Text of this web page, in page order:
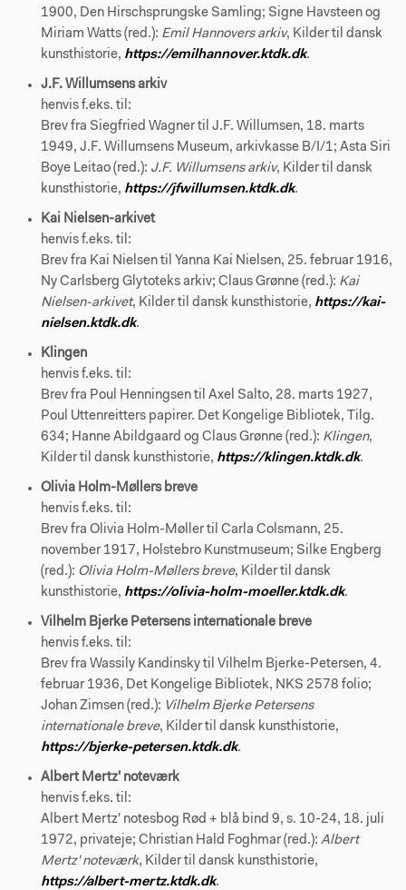
1900, Den Hirschsprungske Samling; Signe Havsteen og
Miriam Watts (red.): Emil Hannovers arkiv, Kilder til dansk
kunsthistorie, https://emilhannover.ktdk.dk.
J.F. Willumsens arkiv
henvis f.eks. til:
Brev fra Siegfried Wagner til J.F. Willumsen, 18. marts
1949, J.F. Willumsens Museum, arkivkasse B/I/1; Asta Siri
Boye Leitao (red.): J.F. Willumsens arkiv, Kilder til dansk
kunsthistorie, https://jfwillumsen.ktdk.dk.
Kai Nielsen-arkivet
henvis f.eks. til:
Brev fra Kai Nielsen til Yanna Kai Nielsen, 25. februar 1916,
Ny Carlsberg Glytoteks arkiv; Claus Grønne (red.): Kai
Nielsen-arkivet, Kilder til dansk kunsthistorie, https://kai-
nielsen.ktdk.dk.
Klingen
henvis f.eks. til:
Brev fra Poul Henningsen til Axel Salto, 28. marts 1927,
Poul Uttenreitters papirer. Det Kongelige Bibliotek, Tilg.
634; Hanne Abildgaard og Claus Grønne (red.): Klingen,
Kilder til dansk kunsthistorie, https://klingen.ktdk.dk.
Olivia Holm-Møllers breve
henvis f.eks. til:
Brev fra Olivia Holm-Møller til Carla Colsmann, 25.
november 1917, Holstebro Kunstmuseum; Silke Engberg
(red.): Olivia Holm-Møllers breve, Kilder til dansk
kunsthistorie, https://olivia-holm-moeller.ktdk.dk.
Vilhelm Bjerke Petersens internationale breve
henvis f.eks. til:
Brev fra Wassily Kandinsky til Vilhelm Bjerke-Petersen, 4.
februar 1936, Det Kongelige Bibliotek, NKS 2578 folio;
Johan Zimsen (red.): Vilhelm Bjerke Petersens
internationale breve, Kilder til dansk kunsthistorie,
https://bjerke-petersen.ktdk.dk.
Albert Mertz' noteværk
henvis f.eks. til:
Albert Mertz' notesbog Rød + blå bind 9, s. 10-24, 18. juli
1972, privateje; Christian Hald Foghmar (red.): Albert
Mertz' noteværk, Kilder til dansk kunsthistorie,
https://albert-mertz.ktdk.dk.